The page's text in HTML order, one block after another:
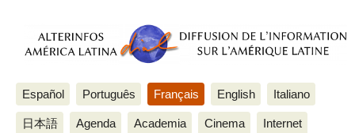
Español Português Français English Italiano
日本語 Agenda Academia Cinema Internet